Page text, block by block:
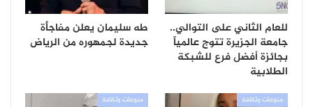
للعام الثاني على التوالي..
جامعة الجزيرة تتوج عالمياً
بجائزة أفضل فرع للشبكة
الطلابية
طه سليمان يعلن مفاجأة
جديدة لجمهوره من الرياض
منوعات وثقافة منوعات وثقافة